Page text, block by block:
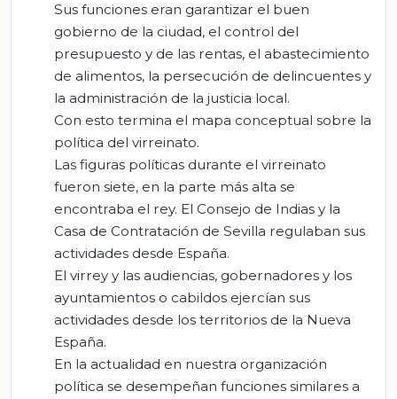
Sus funciones eran garantizar el buen
gobierno de la ciudad, el control del
presupuesto y de las rentas, el abastecimiento
de alimentos, la persecución de delincuentes y
la administración de la justicia local.
Con esto termina el mapa conceptual sobre la
política del virreinato.
Las figuras políticas durante el virreinato
fueron siete, en la parte más alta se
encontraba el rey. El Consejo de Indias y la
Casa de Contratación de Sevilla regulaban sus
actividades desde España.
El virrey y las audiencias, gobernadores y los
ayuntamientos o cabildos ejercían sus
actividades desde los territorios de la Nueva
España.
En la actualidad en nuestra organización
política se desempeñan funciones similares a